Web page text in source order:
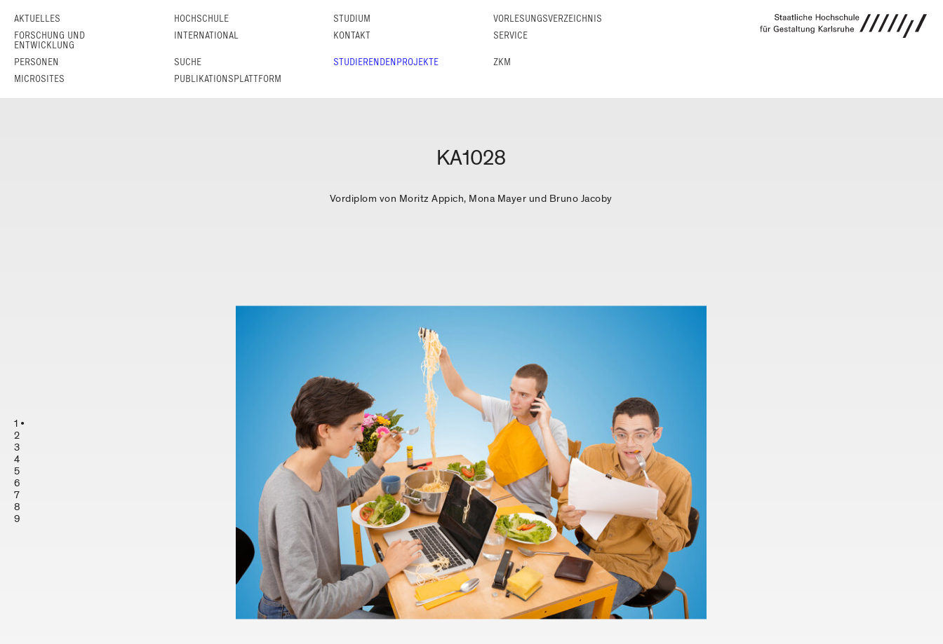
AKTUELLES HOCHSCHULE STUDIUM
VORLESUNGS­VERZEICHNIS
FORSCHUNG UND
ENTWICKLUNG
INTERNATIONAL KONTAKT SERVICE
PERSONEN SUCHE STUDIERENDENPROJEKTE
ZKM
MICROSITES
PUBLIKATIONSPLATTFORM
KA1028
Vordiplom von Moritz Appich, Mona Mayer und Bruno Jacoby
1
2
3
4
5
6
7
8
9